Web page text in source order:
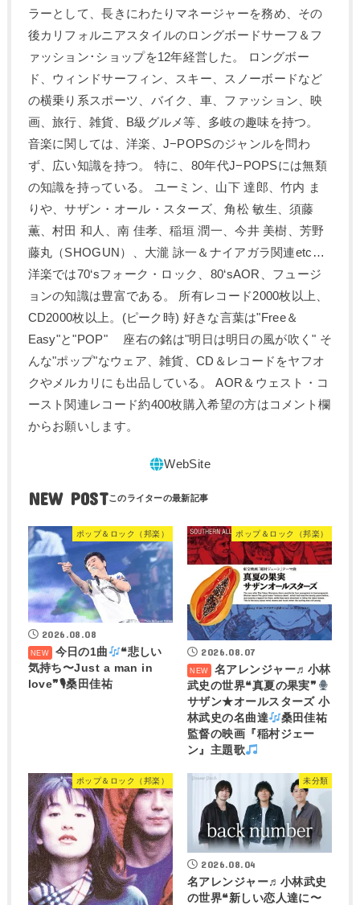
ラーとして、長きにわたりマネージャーを務め、その
後カリフォルニアスタイルのロングボードサーフ＆フ
ァッション･ショップを12年経営した。 ロングボー
ド、ウィンドサーフィン、スキー、スノーボードなど
の横乗り系スポーツ、バイク、車、ファッション、映
画、旅行、雑貨、B級グルメ等、多岐の趣味を持つ。
音楽に関しては、洋楽、J−POPSのジャンルを問わ
ず、広い知識を持つ。 特に、80年代J−POPSには無類
の知識を持っている。 ユーミン、山下 達郎、竹内 ま
りや、サザン・オール・スターズ、角松 敏生、須藤
薫、村田 和人、南 佳孝、稲垣 潤一、今井 美樹、芳野
藤丸（SHOGUN）、大瀧 詠一＆ナイアガラ関連etc…
洋楽では70‘sフォーク・ロック、80‘sAOR、フュージ
ョンの知識は豊富である。 所有レコード2000枚以上、
CD2000枚以上。(ピーク時) 好きな言葉は"Free＆
Easy"と"POP" 座右の銘は"明日は明日の風が吹く" そ
んな"ポップ"なウェア、雑貨、CD＆レコードをヤフオ
クやメルカリにも出品している。 AOR＆ウェスト・コ
ースト関連レコード約400枚購入希望の方はコメント欄
からお願いします。
NEW POST
ポップ＆ロック（邦楽）
2026.08.08
今日の1曲
❝悲しい
気持ち〜Just a man in
love❞🎙桑田佳祐
ポップ＆ロック（邦楽）
2026.08.07
名アレンジャー♬ 小林
武史の世界❝真夏の果実❞
サザン★オールスターズ 小
林武史の名曲達
桑田佳祐
監督の映画『稲村ジェー
ン』主題歌
ポップ＆ロック（邦楽） 未分類
2026.08.04
名アレンジャー♬ 小林武史
の世界❝新しい恋人達に〜